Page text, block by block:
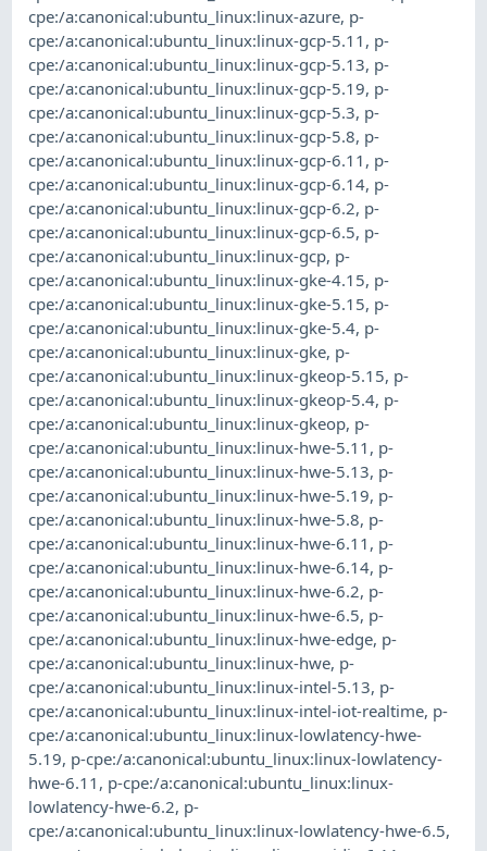
cpe:/a:canonical:ubuntu_linux:linux-azure, p-
cpe:/a:canonical:ubuntu_linux:linux-gcp-5.11 , p-
cpe:/a:canonical:ubuntu_linux:linux-gcp-5.13, p-
cpe:/a:canonical:ubuntu_linux:linux-gcp-5.19, p-
cpe:/a:canonical:ubuntu_linux:linux-gcp-5.3, p-
cpe:/a:canonical:ubuntu_linux:linux-gcp-5.8, p-
cpe:/a:canonical:ubuntu_linux:linux-gcp-6.11 , p-
cpe:/a:canonical:ubuntu_linux:linux-gcp-6.14, p-
cpe:/a:canonical:ubuntu_linux:linux-gcp-6.2, p-
cpe:/a:canonical:ubuntu_linux:linux-gcp-6.5, p-
cpe:/a:canonical:ubuntu_linux:linux-gcp, p-
cpe:/a:canonical:ubuntu_linux:linux-gke-4.15, p-
cpe:/a:canonical:ubuntu_linux:linux-gke-5.15, p-
cpe:/a:canonical:ubuntu_linux:linux-gke-5.4, p-
cpe:/a:canonical:ubuntu_linux:linux-gke, p-
cpe:/a:canonical:ubuntu_linux:linux-gkeop-5.15, p-
cpe:/a:canonical:ubuntu_linux:linux-gkeop-5.4, p-
cpe:/a:canonical:ubuntu_linux:linux-gkeop, p-
cpe:/a:canonical:ubuntu_linux:linux-hwe-5.11 , p-
cpe:/a:canonical:ubuntu_linux:linux-hwe-5.13, p-
cpe:/a:canonical:ubuntu_linux:linux-hwe-5.19, p-
cpe:/a:canonical:ubuntu_linux:linux-hwe-5.8, p-
cpe:/a:canonical:ubuntu_linux:linux-hwe-6.11 , p-
cpe:/a:canonical:ubuntu_linux:linux-hwe-6.14, p-
cpe:/a:canonical:ubuntu_linux:linux-hwe-6.2, p-
cpe:/a:canonical:ubuntu_linux:linux-hwe-6.5, p-
cpe:/a:canonical:ubuntu_linux:linux-hwe-edge, p-
cpe:/a:canonical:ubuntu_linux:linux-hwe, p-
cpe:/a:canonical:ubuntu_linux:linux-intel-5.13, p-
cpe:/a:canonical:ubuntu_linux:linux-intel-iot-realtime, p-
cpe:/a:canonical:ubuntu_linux:linux-lowlatency-hwe-
5.19, p-cpe:/a:canonical:ubuntu_linux:linux-lowlatency-
hwe-6.11 , p-cpe:/a:canonical:ubuntu_linux:linux-
lowlatency-hwe-6.2, p-
cpe:/a:canonical:ubuntu_linux:linux-lowlatency-hwe-6.5,